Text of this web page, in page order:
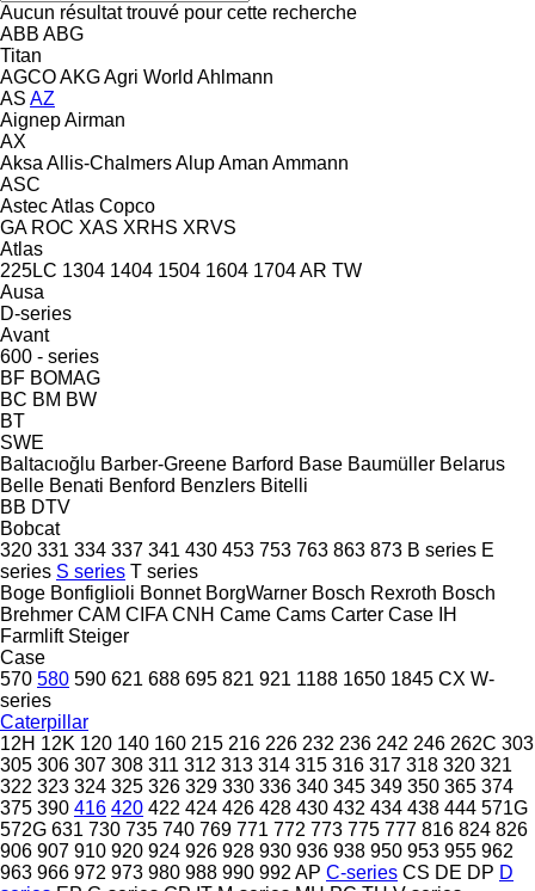
Aucun résultat trouvé pour cette recherche
ABB ABG
Titan
AGCOAKGAgri World Ahlmann
AS AZ
AignepAirman
AX
Aksa Allis-ChalmersAlupAman Ammann
ASC
AstecAtlas Copco
GA ROC XAS XRHS XRVS
Atlas
225LC 1304 1404 1504 1604 1704AR TW
Ausa
D-series
Avant
600 - series
BF BOMAG
BC BM BW
BT
SWE
Baltacıoğlu Barber-Greene Barford Base Baumüller Belarus
Belle Benati Benford Benzlers Bitelli
BB DTV
Bobcat
320 331 334 337 341 430 453 753 763 863 873 B series E
series S series T series
Boge Bonfiglioli Bonnet BorgWarner Bosch Rexroth Bosch
Brehmer CAM CIFA CNH Came Cams Carter Case IH
Farmlift Steiger
Case
570 580 590 621 688 695 821 921 1188 1650 1845 CX W-
series
Caterpillar
12H 12K 120 140 160 215 216 226 232 236 242 246 262C 303
305 306 307 308 311 312 313 314 315 316 317 318 320 321
322 323 324 325 326 329 330 336 340 345 349 350 365 374
375 390 416 420 422 424 426 428 430 432 434 438 444 571G
572G 631 730 735 740 769 771 772 773 775 777 816 824 826
906 907 910 920 924 926 928 930 936 938 950 953 955 962
963 966 972 973 980 988 990 992 AP C-series CS DE DP D